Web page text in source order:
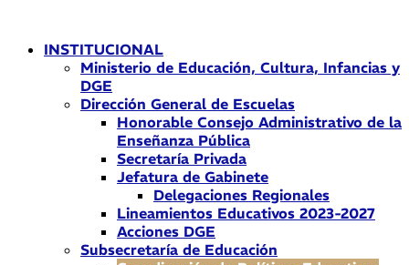
contenidoINSTITUCIONAL
Ministerio de Educación, Cultura, Infancias y
DGE
Dirección General de Escuelas
Honorable Consejo Administrativo de la
Enseñanza Pública
Secretaría Privada
Jefatura de Gabinete
Delegaciones Regionales
Lineamientos Educativos 2023-2027
Acciones DGE
Subsecretaría de Educación